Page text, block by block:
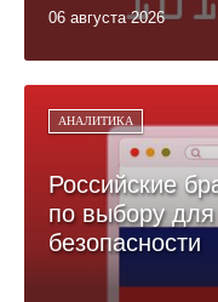
06 августа 2026
АНАЛИТИКА
Российские
по выбору
безопасности